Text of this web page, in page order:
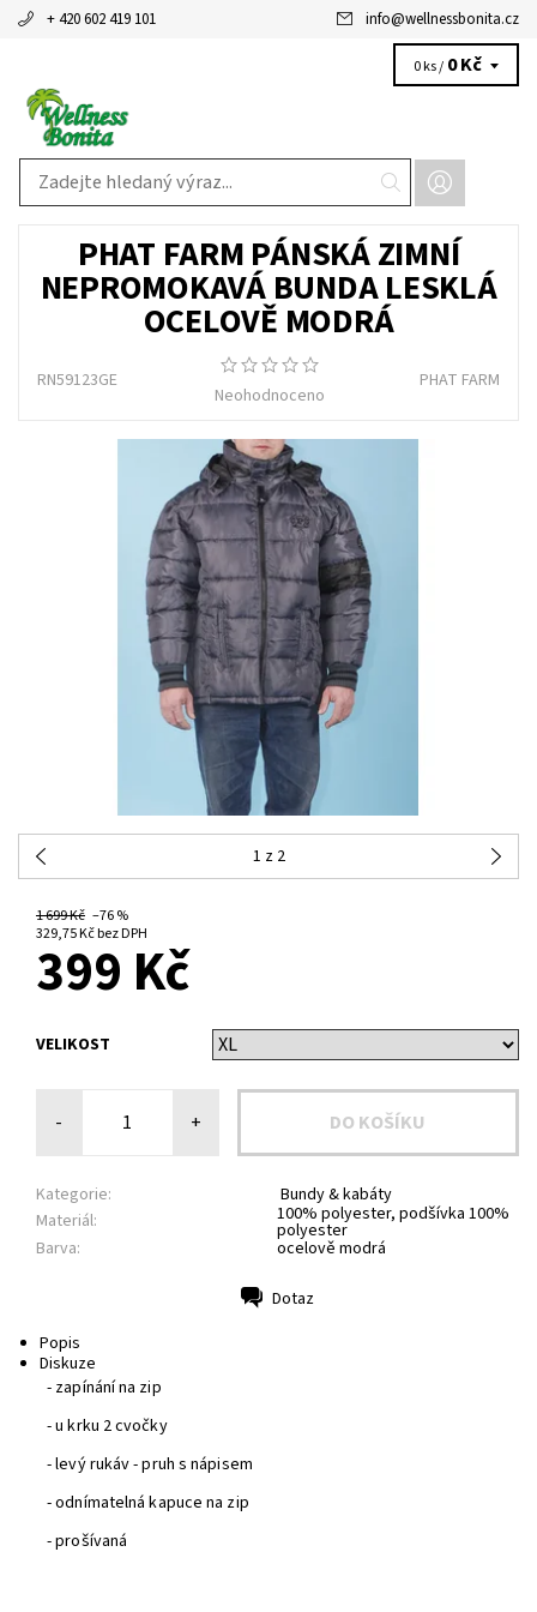
+ 420 602 419 101 info@wellnessbonita.cz
0 ks / 0 Kč
PHAT FARM PÁNSKÁ ZIMNÍ
NEPROMOKAVÁ BUNDA LESKLÁ
OCELOVĚ MODRÁ
RN59123GE
Neohodnoceno
PHAT FARM
1 z 2
1 699 Kč –76 %
329,75 Kč bez DPH
399 Kč
VELIKOST
- +
Kategorie:
Bundy & kabáty
Materiál:
100% polyester, podšívka 100%
polyester
Barva: ocelově modrá
Dotaz
Popis
Diskuze
- zapínání na zip
- u krku 2 cvočky
- levý rukáv - pruh s nápisem
- odnímatelná kapuce na zip
- prošívaná